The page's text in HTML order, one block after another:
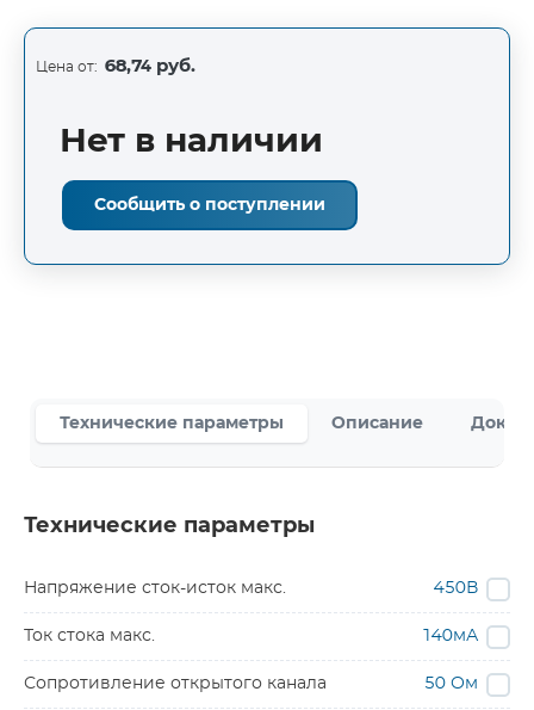
Цена от: 68,74 руб.
Нет в наличии
Сообщить о поступлении
Технические параметры Описание
Технические параметры
Напряжение сток-исток макс. 450В
Ток стока макс. 140мА
Сопротивление открытого канала 50 Ом